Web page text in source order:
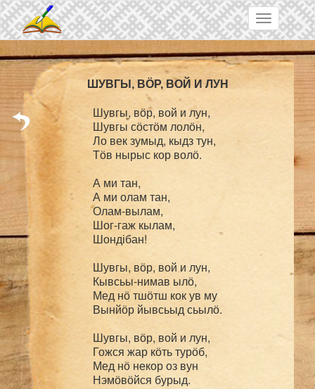
Skip to main content
Toggle
navigation
Шувгы, вӧр, вой и лун,
Шувгы сӧстӧм лолӧн,
Ло век зумыд, кыдз тун,
Тӧв нырыс кор волӧ.
А ми тан,
А ми олам тан,
Олам-вылам,
Шог-гаж кылам,
Шондібан!
Шувгы, вӧр, вой и лун,
Кывсьы-нимав ылӧ,
Мед нӧ тшӧтш кок ув му
Вынйӧр йывсьыд сьылӧ.
Шувгы, вӧр, вой и лун,
Гожся жар кӧть турӧб,
Мед нӧ некор оз вун
Нэмӧвӧйся бурыд.